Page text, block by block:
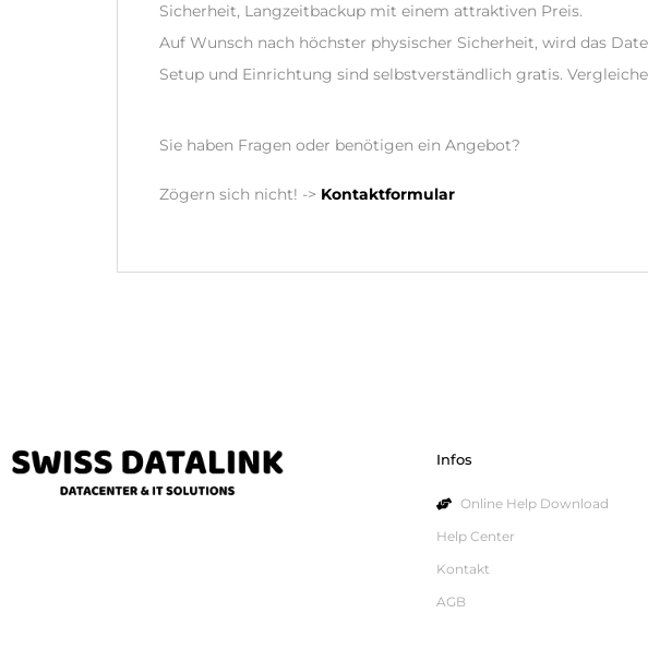
Sicherheit, Langzeitbackup mit einem attraktiven Preis.
Auf Wunsch nach höchster physischer Sicherheit, wird das
Setup und Einrichtung sind selbstverständlich gratis.
Sie haben Fragen oder benötigen ein Angebot?
Zögern sich nicht! -> Kontaktformular
Infos
Online Help Download
Help Center
Kontakt
AGB